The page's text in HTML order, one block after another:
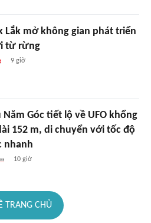
Lắk mở không gian phát triển
từ rừng
9 giờ
Năm Góc tiết lộ về UFO khổng
152 m, di chuyển với tốc độ
nhanh
10 giờ
TRANG CHỦ